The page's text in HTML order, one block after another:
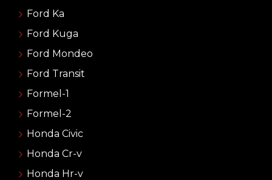
Ford Ka
Ford Kuga
Ford Mondeo
Ford Transit
Formel-1
Formel-2
Honda Civic
Honda Cr-v
Honda Hr-v